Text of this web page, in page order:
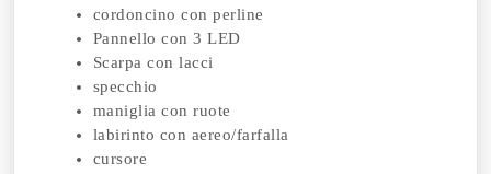
cordoncino con perline
Pannello con 3 LED
Scarpa con lacci
specchio
maniglia con ruote
labirinto con aereo/farfalla
cursore